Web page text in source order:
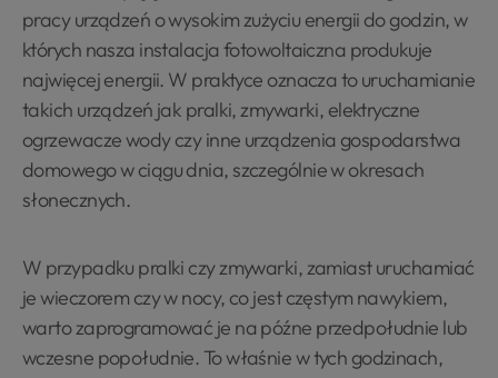
pracy urządzeń o wysokim zużyciu energii do godzin, w
których nasza instalacja fotowoltaiczna produkuje
najwięcej energii. W praktyce oznacza to uruchamianie
takich urządzeń jak pralki, zmywarki, elektryczne
ogrzewacze wody czy inne urządzenia gospodarstwa
domowego w ciągu dnia, szczególnie w okresach
słonecznych.
W przypadku pralki czy zmywarki, zamiast uruchamiać
je wieczorem czy w nocy, co jest częstym nawykiem,
warto zaprogramować je na późne przedpołudnie lub
wczesne popołudnie. To właśnie w tych godzinach,